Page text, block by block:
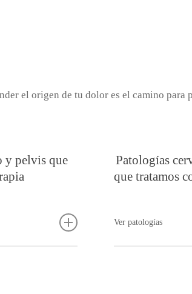
el origen de tu dolor es el camino
y pelvis que
Patologías
que tratamos
Ver patologías